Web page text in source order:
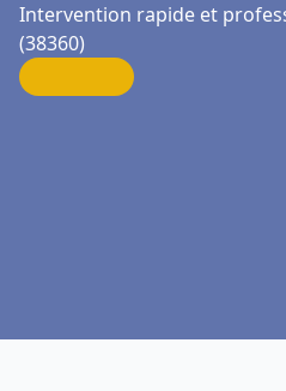
Intervention rapide et
(38360)